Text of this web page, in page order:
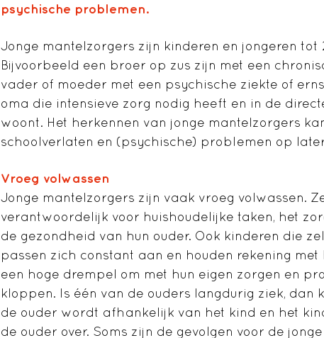
psychische problemen.
Jonge mantelzorgers zijn kinderen en jongeren
Bijvoorbeeld een broer op zus zijn met een
vader of moeder met een psychische ziekte of
oma die intensieve zorg nodig heeft en in de
woont. Het herkennen van jonge mantelzorgers
schoolverlaten en (psychische) problemen op
Vroeg volwassen
Jonge mantelzorgers zijn vaak vroeg volwassen.
verantwoordelijk voor huishoudelijke taken, het
de gezondheid van hun ouder. Ook kinderen die
passen zich constant aan en houden rekening
een hoge drempel om met hun eigen zorgen en
kloppen. Is één van de ouders langdurig ziek, dan
de ouder wordt afhankelijk van het kind en het
de ouder over. Soms zijn de gevolgen voor de